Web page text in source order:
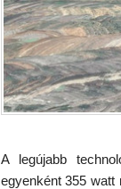
A legújabb
egyenként 355 watt